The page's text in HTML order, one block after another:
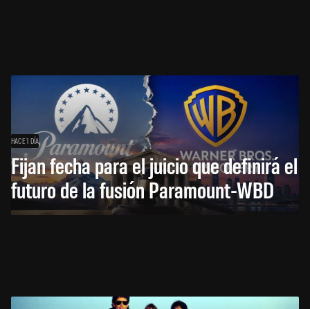
HACE 1 DÍA
Fijan fecha para el juicio que definirá el
futuro de la fusión Paramount-WBD